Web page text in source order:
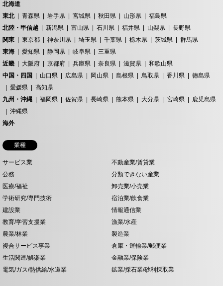
北海道
東北
青森県 岩手県 宮城県 秋田県 山形県
福島県
北陸・甲信越
新潟県 富山県 石川県 福井県 山梨県
長野県
関東
東京都 神奈川県 埼玉県 千葉県 栃木県 茨城県
群馬県
東海
愛知県 静岡県 岐阜県
三重県
近畿
大阪府 京都府 兵庫県 奈良県 滋賀県
和歌山県
中国・四国
山口県 広島県 岡山県 島根県 鳥取県 香川県
徳島県
愛媛県
高知県
九州・沖縄
福岡県 佐賀県 長崎県 熊本県 大分県 宮崎県
鹿児島県
沖縄県
海外
業種
サービス業
不動産業/賃貸業
公務
分類できない産業
医療/福祉
卸売業/小売業
学術研究/専門技術
宿泊業/飲食業
建設業
情報通信業
教育/学習支援業
漁業/水産
農業/林業
製造業
複合サービス事業
倉庫・運輸業/郵便業
生活関連/娯楽業
金融業/保険業
電気/ガス/熱供給/水道業
鉱業/採石業/砂利採取業